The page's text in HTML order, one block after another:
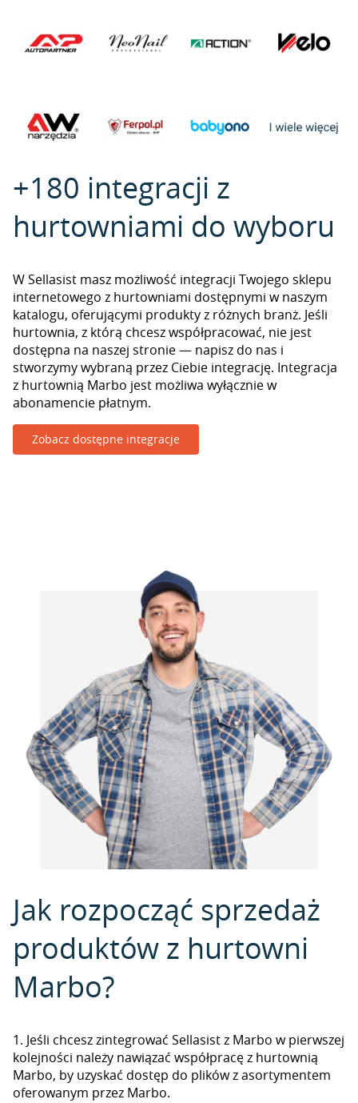
+180 integracji z
hurtowniami do wyboru
W Sellasist masz możliwość integracji Twojego sklepu
internetowego z hurtowniami dostępnymi w naszym
katalogu, oferującymi produkty z różnych branż. Jeśli
hurtownia, z którą chcesz współpracować, nie jest
dostępna na naszej stronie — napisz do nas i
stworzymy wybraną przez Ciebie integrację. Integracja
z hurtownią Marbo jest możliwa wyłącznie w
abonamencie płatnym.
Zobacz dostępne integracje
Jak rozpocząć sprzedaż
produktów z hurtowni
Marbo?
1. Jeśli chcesz zintegrować Sellasist z Marbo w pierwszej
kolejności należy nawiązać współpracę z hurtownią
Marbo, by uzyskać dostęp do plików z asortymentem
oferowanym przez Marbo.